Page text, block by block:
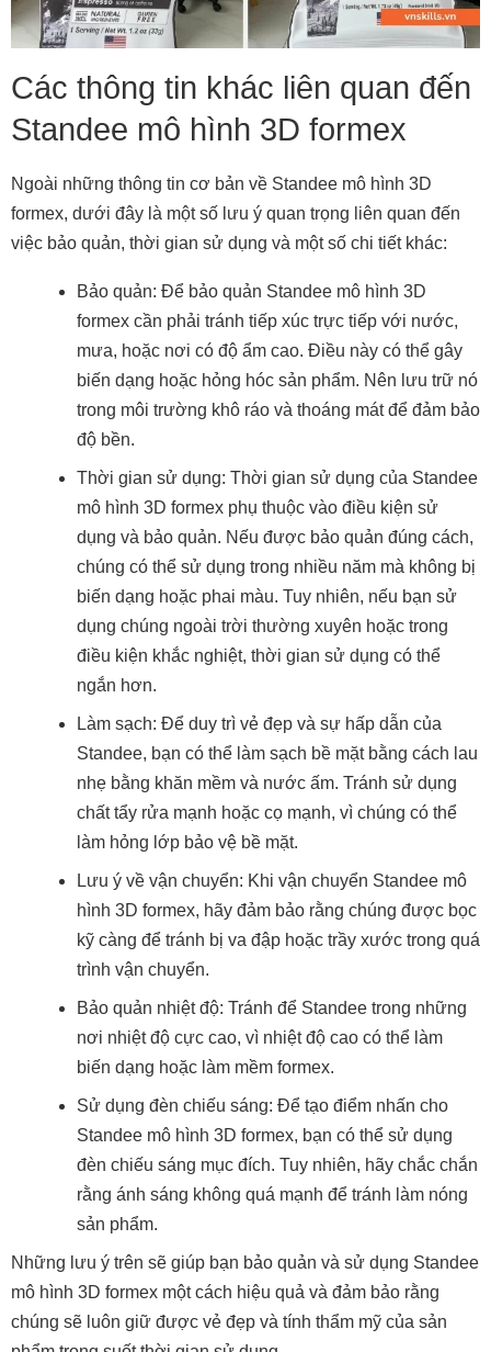
Các thông tin khác liên quan đến
Standee mô hình 3D formex
Ngoài những thông tin cơ bản về Standee mô hình 3D
formex, dưới đây là một số lưu ý quan trọng liên quan đến
việc bảo quản, thời gian sử dụng và một số chi tiết khác:
Bảo quản: Để bảo quản Standee mô hình 3D
formex cần phải tránh tiếp xúc trực tiếp với nước,
mưa, hoặc nơi có độ ẩm cao. Điều này có thể gây
biến dạng hoặc hỏng hóc sản phẩm. Nên lưu trữ nó
trong môi trường khô ráo và thoáng mát để đảm bảo
độ bền.
Thời gian sử dụng: Thời gian sử dụng của Standee
mô hình 3D formex phụ thuộc vào điều kiện sử
dụng và bảo quản. Nếu được bảo quản đúng cách,
chúng có thể sử dụng trong nhiều năm mà không bị
biến dạng hoặc phai màu. Tuy nhiên, nếu bạn sử
dụng chúng ngoài trời thường xuyên hoặc trong
điều kiện khắc nghiệt, thời gian sử dụng có thể
ngắn hơn.
Làm sạch: Để duy trì vẻ đẹp và sự hấp dẫn của
Standee, bạn có thể làm sạch bề mặt bằng cách lau
nhẹ bằng khăn mềm và nước ấm. Tránh sử dụng
chất tẩy rửa mạnh hoặc cọ mạnh, vì chúng có thể
làm hỏng lớp bảo vệ bề mặt.
Lưu ý về vận chuyển: Khi vận chuyển Standee mô
hình 3D formex, hãy đảm bảo rằng chúng được bọc
kỹ càng để tránh bị va đập hoặc trầy xước trong quá
trình vận chuyển.
Bảo quản nhiệt độ: Tránh để Standee trong những
nơi nhiệt độ cực cao, vì nhiệt độ cao có thể làm
biến dạng hoặc làm mềm formex.
Sử dụng đèn chiếu sáng: Để tạo điểm nhấn cho
Standee mô hình 3D formex, bạn có thể sử dụng
đèn chiếu sáng mục đích. Tuy nhiên, hãy chắc chắn
rằng ánh sáng không quá mạnh để tránh làm nóng
sản phẩm.
Những lưu ý trên sẽ giúp bạn bảo quản và sử dụng Standee
mô hình 3D formex một cách hiệu quả và đảm bảo rằng
chúng sẽ luôn giữ được vẻ đẹp và tính thẩm mỹ của sản